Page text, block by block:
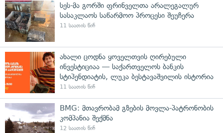
სეს-მა გორში ფრინველთა არალეგალურ
სასაკლაოს საწარმოო პროცესი შეუჩერა
11 საათის წინ
ახალი ცოდნა ყოველთვის ღირებული
ინვესტიციაა — საქართველოს ბანკის
სტიპენდიატის, ლუკა ბესტავაშვილის ისტორია
11 საათის წინ
BMG: მთავრობამ გზების მოვლა-პატრონობის
კომპანია შექმნა
12 საათის წინ